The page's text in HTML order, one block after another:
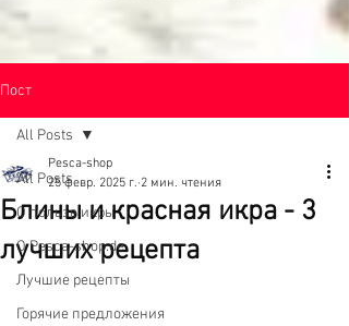
Пост
All Posts
О пользе икры
О Pesca-shop.de
Лучшие рецепты
Горячие предложения
All Posts
Блины и красная икра - 3
лучших рецепта
Pesca-shop
25 февр. 2025 г. 2 мин. чтения